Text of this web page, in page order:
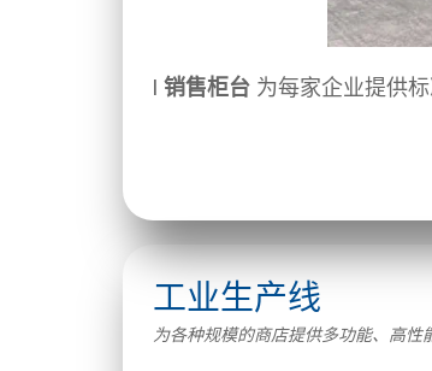
I 销售柜台 为每家企业提供
工业生产线
为各种规模的商店提供多功能、高性